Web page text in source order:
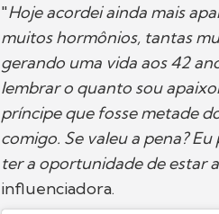
"Hoje acordei ainda mais
muitos hormônios, tantas
gerando uma vida aos 42
lembrar o quanto sou
príncipe que fosse metade
comigo. Se valeu a pena?
ter a oportunidade de estar
influenciadora.